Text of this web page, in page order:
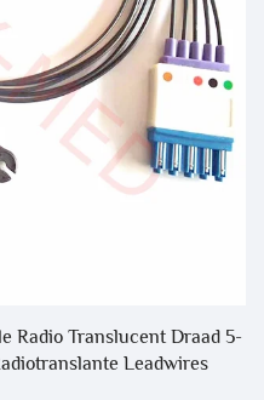
Radio Translucent Draad 5-
Leadwires